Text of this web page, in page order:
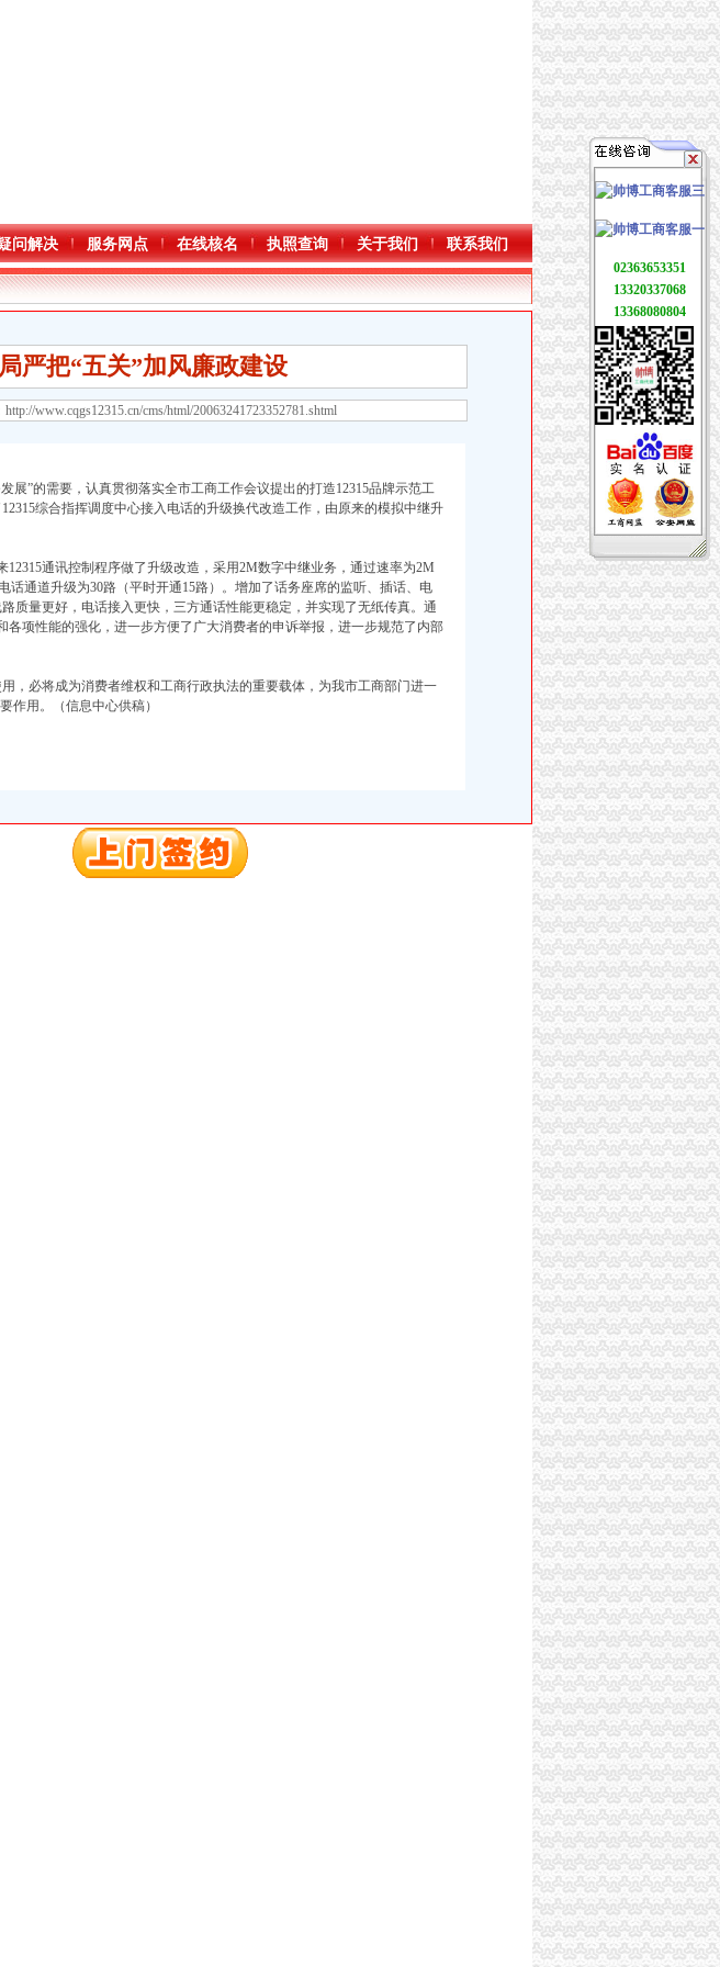
问解决 服务网点 在线核名 执照查询 关于我们 联系我们
严把“五关”加风廉政建设
http://www.cqgs12315.cn/cms/html/20063241723352781.shtml
”的需要，认真贯彻落实全市工商工作会议提出的打造12315品牌示范工
综合指挥调度中心接入电话的升级换代改造工作，由原来的模拟中继升
通讯控制程序做了升级改造，采用2M数字中继业务，通过速率为2M
话通道升级为30路（平时开通15路）。增加了话务座席的监听、插话、电
质量更好，电话接入更快，三方通话性能更稳定，并实现了无纸传真。通
各项性能的强化，进一步方便了广大消费者的申诉举报，进一步规范了内部
，必将成为消费者维权和工商行政执法的重要载体，为我市工商部门进一
作用。（信息中心供稿）
02363653351
13320337068
13368080804